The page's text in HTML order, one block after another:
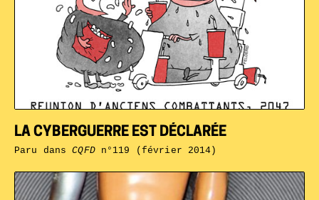
LA CYBERGUERRE EST DÉCLARÉE
Paru dansCQFDn°119 (février 2014)